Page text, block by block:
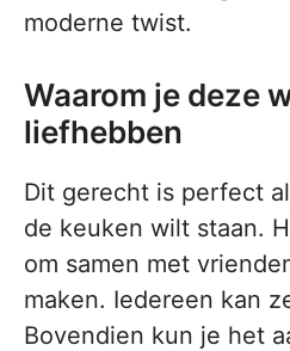
moderne twist.
Waarom je deze
liefhebben
Dit gerecht is perfect
de keuken wilt staan.
om samen met
maken. Iedereen kan
Bovendien kun je het